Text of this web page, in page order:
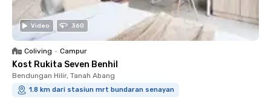
Video 360
Coliving • Campur
Kost Rukita Seven Benhil
Bendungan Hilir, Tanah Abang
1.8 km dari stasiun mrt bundaran senayan